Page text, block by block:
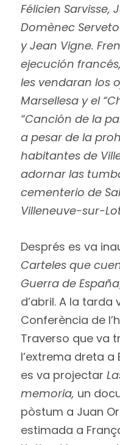
Félicien Sarvisse,
Domènec
y Jean Vigne.
ejecución
les vendaran los
Marsellesa y el
“Canción de la
a pesar de la
habitantes de
adornar las
cementerio de
Villeneuve-sur-
Després es va
Carteles que
Guerra de España
d’abril. A la tarda
Conferència de
Traverso que va
l’extrema dreta a
es va projectar
memoria, un
pòstum a Juan
estimada a